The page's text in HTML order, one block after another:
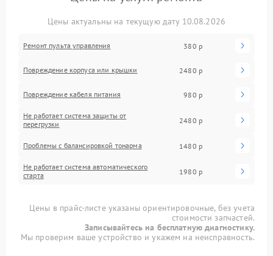
Цены актуальны на текущую дату 10.08.2026
Ремонт пульта управления 380 р
Повреждение корпуса или крышки 2480 р
Повреждение кабеля питания 980 р
Не работает система защиты от
перегрузки
2480 р
Проблемы с балансировкой тонарма 1480 р
Не работает система автоматического
старта
1980 р
Цены в прайс-листе указаны ориентировочные, без учета
стоимости запчастей.
Записывайтесь на бесплатную диагностику.
Мы проверим ваше устройство и укажем на неисправность.